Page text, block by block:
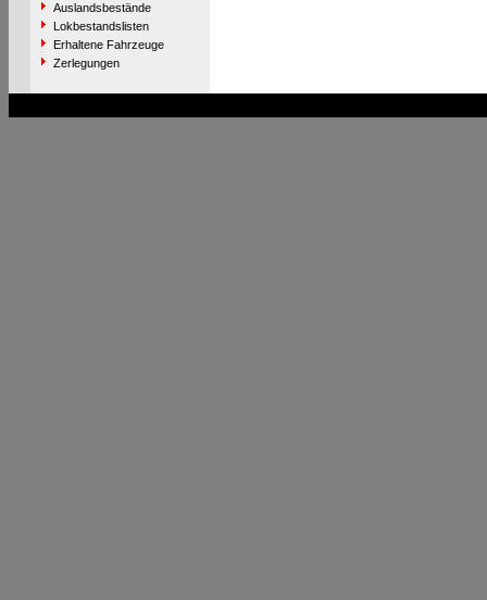
Auslandsbestände
Lokbestandslisten
Erhaltene Fahrzeuge
Zerlegungen